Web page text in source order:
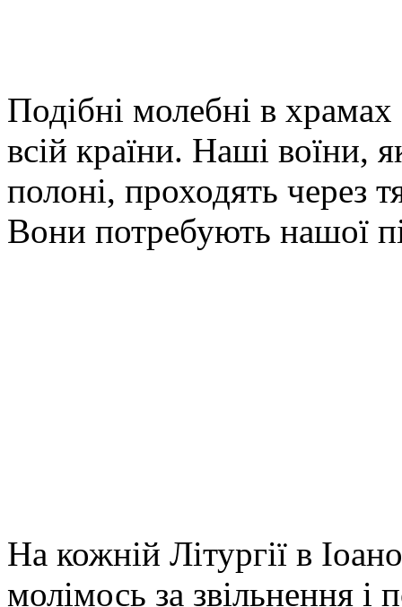
Подібні молебні в
всій країни. Наші воїни,
полоні, проходять через
Вони потребують нашої
На кожній Літургії в
молімось за звільнення